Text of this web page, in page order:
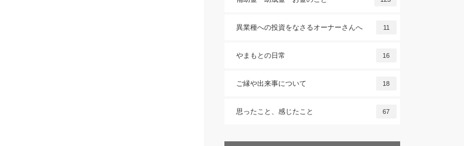
異業種への投資をなさるオーナーさんへ 11
やまもとの日常 16
ご縁や出来事について 18
思ったこと、感じたこと 67